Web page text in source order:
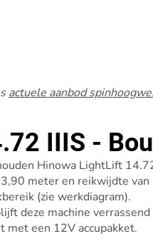
actuele aanbod
IIIS -
Hinowa LightLift
meter en reikwijdte
(zie werkdiagram).
deze machine
een 12V accupakket.